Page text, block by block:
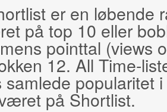
er en løbende
på top 10 eller
pointtal (views
12. All Time-
samlede popularitet
på Shortlist.